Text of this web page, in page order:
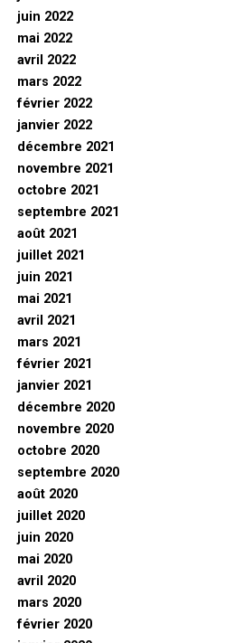
juin 2022
mai 2022
avril 2022
mars 2022
février 2022
janvier 2022
décembre 2021
novembre 2021
octobre 2021
septembre 2021
août 2021
juillet 2021
juin 2021
mai 2021
avril 2021
mars 2021
février 2021
janvier 2021
décembre 2020
novembre 2020
octobre 2020
septembre 2020
août 2020
juillet 2020
juin 2020
mai 2020
avril 2020
mars 2020
février 2020